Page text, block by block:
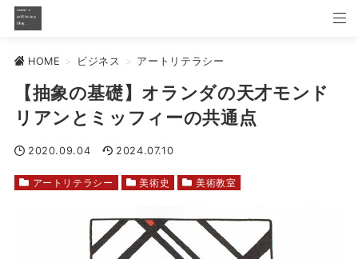
HOME > ビジネス > アートリテラシー
【抽象の基礎】オランダの天才モンド
リアンとミッフィーの共通点
2020.09.04 2024.07.10
アートリテラシー 美術史 美術教室